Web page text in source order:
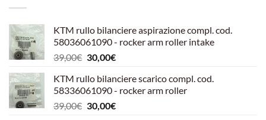
KTM rullo bilanciere aspirazione compl. cod.
58036061090 - rocker arm roller intake
39,00€ Il
originale
era:
39,00€.
30,00€Il
attuale
è:
30,00€.
KTM rullo bilanciere scarico compl. cod.
58336061090 - rocker arm roller
39,00€ Il
30,00€Il